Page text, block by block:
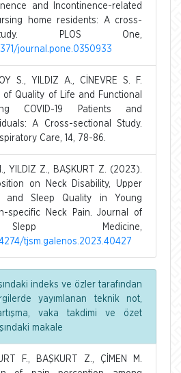
and Incontinence-related
home residents: A cross-
PLOS One,
journal.pone.0350933
S., YILDIZ A., CİNEVRE S. F.
Quality of Life and Functional
COVID-19 Patients and
A Cross-sectional Study.
Care, 14, 78-86.
YILDIZ Z., BAŞKURT Z. (2023).
on Neck Disability, Upper
and Sleep Quality in Young
specific Neck Pain. Journal of
Medicine,
tjsm.galenos.2023.40427
indeks ve özler tarafından
yayımlanan teknik not,
vaka takdimi ve özet
makale
F., BAŞKURT Z., ÇİMEN M.